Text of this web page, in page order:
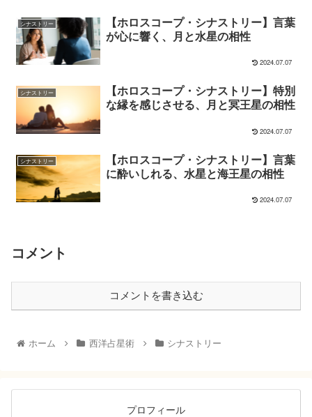
シナストリー
【ホロスコープ・シナストリー】言葉
が心に響く、月と水星の相性
2024.07.07
シナストリー
【ホロスコープ・シナストリー】特別
な縁を感じさせる、月と冥王星の相性
2024.07.07
シナストリー
【ホロスコープ・シナストリー】言葉
に酔いしれる、水星と海王星の相性
2024.07.07
コメント
コメントを書き込む
ホーム 西洋占星術 シナストリー
プロフィール